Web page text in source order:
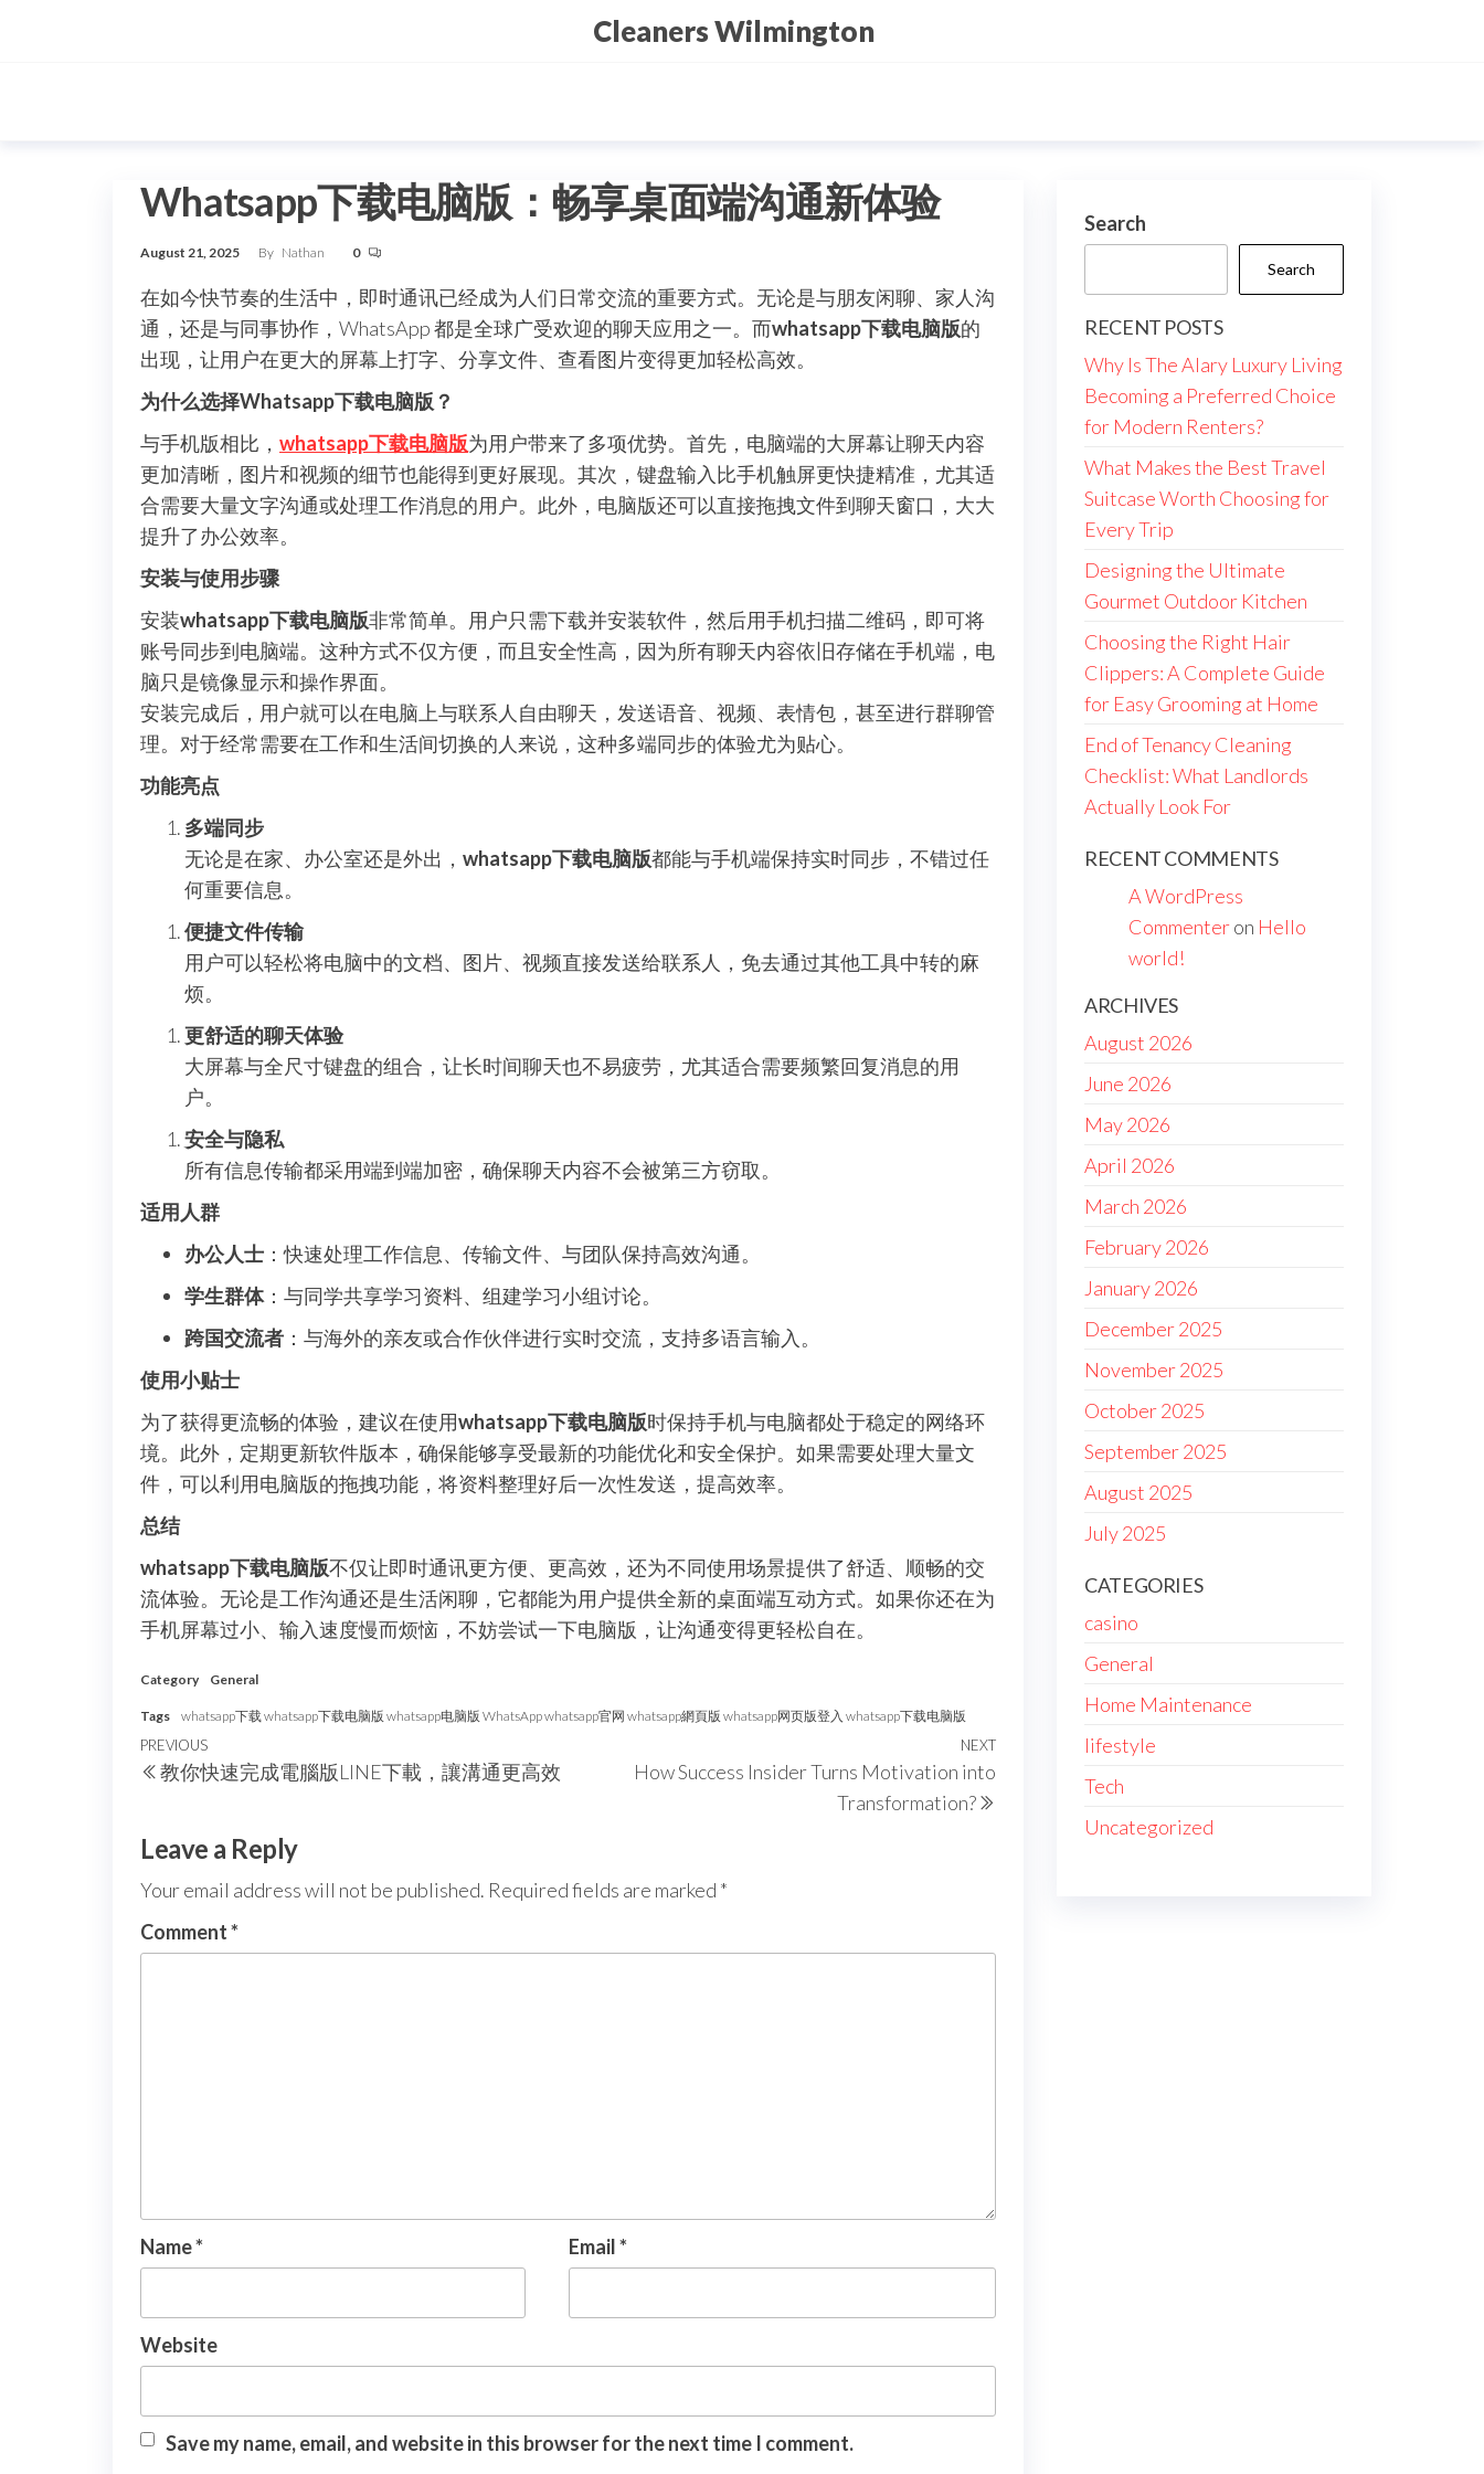
Cleaners Wilmington
Whatsapp下载电脑版：畅享桌面端沟通新体验
August 21, 2025 By Nathan 0
在如今快节奏的生活中，即时通讯已经成为人们日常交流的重要方式。无论是与朋友闲聊、家人沟
通，还是与同事协作，WhatsApp 都是全球广受欢迎的聊天应用之一。而whatsapp下载电脑版的
出现，让用户在更大的屏幕上打字、分享文件、查看图片变得更加轻松高效。
为什么选择Whatsapp下载电脑版？
与手机版相比， whatsapp下载电脑版为用户带来了多项优势。首先，电脑端的大屏幕让聊天内容
更加清晰，图片和视频的细节也能得到更好展现。其次，键盘输入比手机触屏更快捷精准，尤其适
合需要大量文字沟通或处理工作消息的用户。此外，电脑版还可以直接拖拽文件到聊天窗口，大大
提升了办公效率。
安装与使用步骤
安装whatsapp下载电脑版非常简单。用户只需下载并安装软件，然后用手机扫描二维码，即可将
账号同步到电脑端。这种方式不仅方便，而且安全性高，因为所有聊天内容依旧存储在手机端，电
脑只是镜像显示和操作界面。
安装完成后，用户就可以在电脑上与联系人自由聊天，发送语音、视频、表情包，甚至进行群聊管
理。对于经常需要在工作和生活间切换的人来说，这种多端同步的体验尤为贴心。
功能亮点
多端同步
无论是在家、办公室还是外出， whatsapp下载电脑版都能与手机端保持实时同步，不错过任
何重要信息。
便捷文件传输
用户可以轻松将电脑中的文档、图片、视频直接发送给联系人，免去通过其他工具中转的麻
烦。
更舒适的聊天体验
大屏幕与全尺寸键盘的组合，让长时间聊天也不易疲劳，尤其适合需要频繁回复消息的用
户。
安全与隐私
所有信息传输都采用端到端加密，确保聊天内容不会被第三方窃取。
适用人群
办公人士 ：快速处理工作信息、传输文件、与团队保持高效沟通。
学生群体：与同学共享学习资料、组建学习小组讨论。
跨国交流者 ：与海外的亲友或合作伙伴进行实时交流，支持多语言输入。
使用小贴士
为了获得更流畅的体验，建议在使用whatsapp下载电脑版时保持手机与电脑都处于稳定的网络环
境。此外，定期更新软件版本，确保能够享受最新的功能优化和安全保护。如果需要处理大量文
件，可以利用电脑版的拖拽功能，将资料整理好后一次性发送，提高效率。
总结
whatsapp下载电脑版不仅让即时通讯更方便、更高效，还为不同使用场景提供了舒适、顺畅的交
流体验。无论是工作沟通还是生活闲聊，它都能为用户提供全新的桌面端互动方式。如果你还在为
手机屏幕过小、输入速度慢而烦恼，不妨尝试一下电脑版，让沟通变得更轻松自在。
Category General
Tags whatsapp下载 whatsapp下载电脑版 whatsapp电脑版 WhatsApp whatsapp官网 whatsapp網頁版 whatsapp网页版登入 whatsapp下载电脑版
Post
navigation
Previous
Post
PREVIOUS
教你快速完成電腦版LINE下載，讓溝通更高效
Next
NEXT
How Success Insider Turns Motivation into
Transformation?
Leave a Reply
Your email address will not be published. Required fields are marked *
Comment*
Name* Email*
Website
Save my name, email, and website in this browser for the next time I comment.
Search
Search
RECENT POSTS
Why Is The Alary Luxury Living
Becoming a Preferred Choice
for Modern Renters?
What Makes the Best Travel
Suitcase Worth Choosing for
Every Trip
Designing the Ultimate
Gourmet Outdoor Kitchen
Choosing the Right Hair
Clippers: A Complete Guide
for Easy Grooming at Home
End of Tenancy Cleaning
Checklist: What Landlords
Actually Look For
RECENT COMMENTS
A WordPress
Commenteron Hello
world!
ARCHIVES
August 2026
June 2026
May 2026
April 2026
March 2026
February 2026
January 2026
December 2025
November 2025
October 2025
September 2025
August 2025
July 2025
CATEGORIES
casino
General
Home Maintenance
lifestyle
Tech
Uncategorized